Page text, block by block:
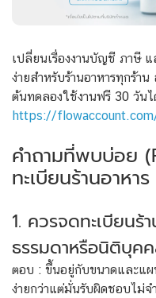
เปลี่ยนเรื่องงานบัญชี ภาษี แ
ง่ายสำหรับร้านอาหารทุกร้า
ต้นทดลองใช้งานฟรี 30 วัน
https://
คำถามที่พบบ่อย
ทะเบียนร้านอาหาร
1. ควรจดทะเบียนร้
ธรรมดาหรือนิติบุค
ตอบ : ขึ้นอยู่กับขนาดและแ
ง่ายกว่าแต่มั่นรับผิดชอบไม่